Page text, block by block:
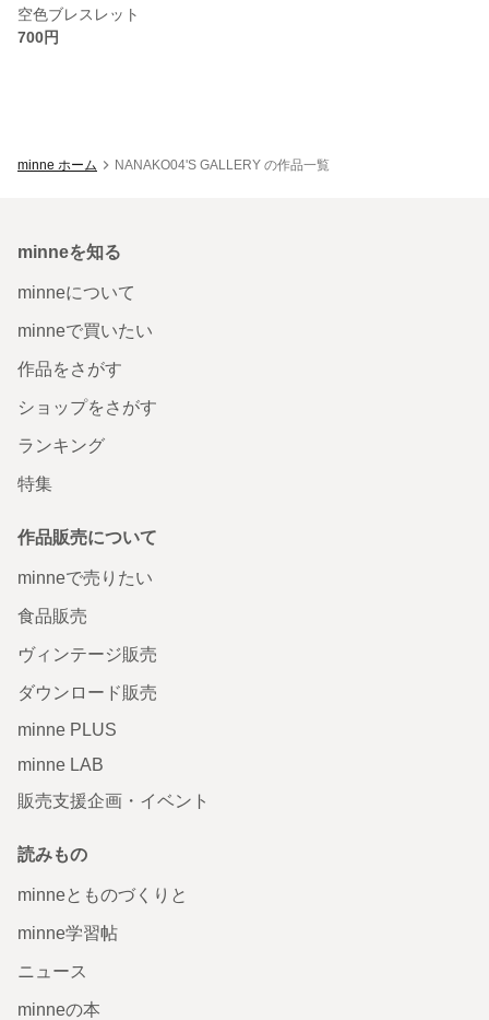
空色ブレスレット
700円
minne ホーム NANAKO04'S GALLERY の作品一覧
minneを知る
minneについて
minneで買いたい
作品をさがす
ショップをさがす
ランキング
特集
作品販売について
minneで売りたい
食品販売
ヴィンテージ販売
ダウンロード販売
minne PLUS
minne LAB
販売支援企画・イベント
読みもの
minneとものづくりと
minne学習帖
ニュース
minneの本